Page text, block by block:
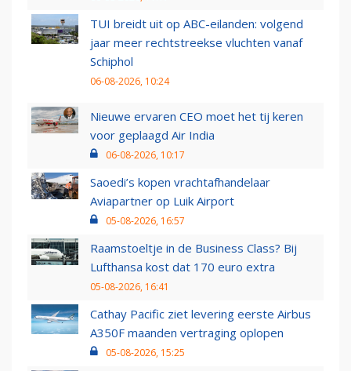
TUI breidt uit op ABC-eilanden: volgend
jaar meer rechtstreekse vluchten vanaf
Schiphol
06-08-2026, 10:24
Nieuwe ervaren CEO moet het tij keren
voor geplaagd Air India
06-08-2026, 10:17
Saoedi’s kopen vrachtafhandelaar
Aviapartner op Luik Airport
05-08-2026, 16:57
Raamstoeltje in de Business Class? Bij
Lufthansa kost dat 170 euro extra
05-08-2026, 16:41
Cathay Pacific ziet levering eerste Airbus
A350F maanden vertraging oplopen
05-08-2026, 15:25